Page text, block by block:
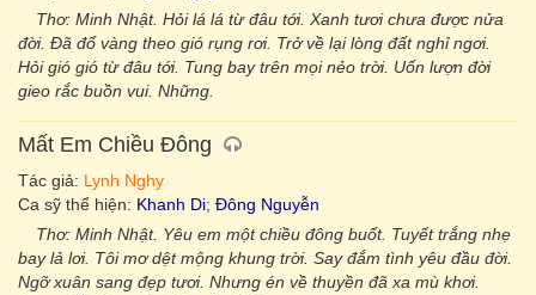
Thơ: Minh Nhật. Hỏi lá lá từ đâu tới. Xanh tươi chưa được nửa
đời. Đã đổ vàng theo gió rụng rơi. Trở về lại lòng đất nghỉ ngơi.
Hỏi gió gió từ đâu tới. Tung bay trên mọi nẻo trời. Uốn lượn đời
gieo rắc buồn vui. Những.
Mất Em Chiều Đông
Tác giả: Lynh Nghy
Ca sỹ thể hiện: Khanh Di; Đông Nguyễn
Thơ: Minh Nhật. Yêu em một chiều đông buốt. Tuyết trắng nhẹ
bay lả lơi. Tôi mơ dệt mộng khung trời. Say đắm tình yêu đầu đời.
Ngỡ xuân sang đẹp tươi. Nhưng én về thuyền đã xa mù khơi.